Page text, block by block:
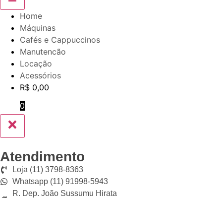
Home
Máquinas
Cafés e Cappuccinos
Manutencão
Locação
Acessórios
R$ 0,00
0
Atendimento
Loja (11) 3798-8363
Whatsapp (11) 91998-5943
R. Dep. João Sussumu Hirata